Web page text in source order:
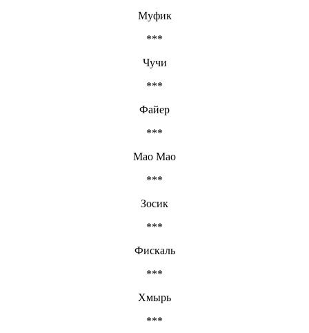
Муфик
***
Чучи
***
Файер
***
Мао Мао
***
Зосик
***
Фискаль
***
Хмырь
***